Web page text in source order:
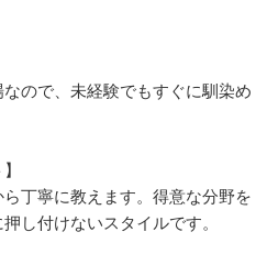
ので、未経験でもすぐに馴染め
丁寧に教えます。得意な分野を
し付けないスタイルです。